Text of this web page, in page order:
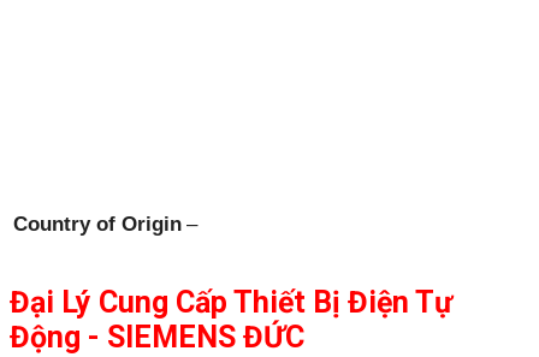
Country of Origin –
Đại Lý Cung Cấp Thiết Bị Điện Tự
Động - SIEMENS ĐỨC